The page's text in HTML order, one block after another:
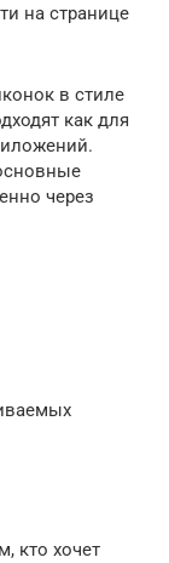
на странице
в стиле
как для
через
кто хочет